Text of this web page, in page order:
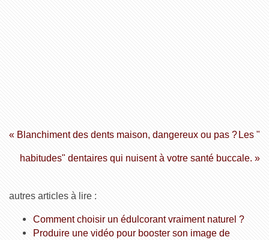
« Blanchiment des dents maison, dangereux ou pas ?Les "
habitudes" dentaires qui nuisent à votre santé buccale. »
autres articles à lire :
Comment choisir un édulcorant vraiment naturel ?
Produire une vidéo pour booster son image de